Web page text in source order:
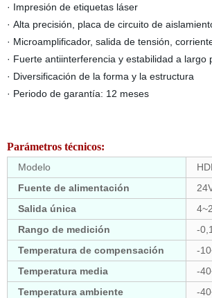
· Impresión de etiquetas láser
· Alta precisión, placa de circuito de
· Microamplificador, salida de tensión,
· Fuerte antiinterferencia y estabilidad a largo
· Diversificación de la forma y la estructura
· Periodo de garantía: 12 meses
Parámetros técnicos:
Modelo
Fuente de alimentación
Salidaúnica
Rango de medición
-
Temperatura de compensación
-
Temperatura media
-
Temperatura ambiente
-